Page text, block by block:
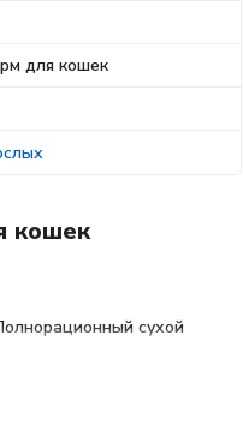
для кошек
кошек
сухой